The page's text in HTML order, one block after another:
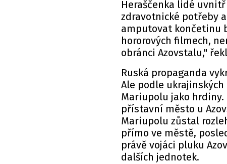
Heraščenka lidé
zdravotnické potřeby
amputovat končetinu
hororových filmech,
obránci Azovstalu,"
Ruská propaganda
Ale podle
Mariupolu jako
přístavní město u
Mariupolu zůstal
přímo ve městě,
právě vojáci pluku
dalších jednotek.